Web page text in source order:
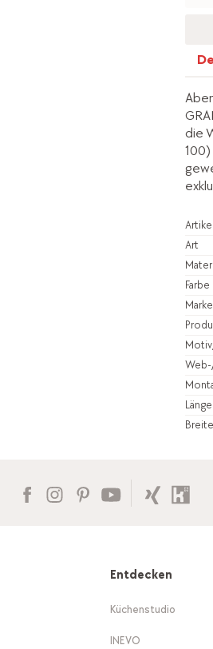
die
Art
Farbe
Entdecken
Küchenstudio
INEVO